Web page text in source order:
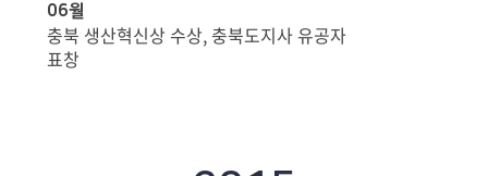
06월
충북 생산혁신상 수상, 충북도지사 유공자
표창